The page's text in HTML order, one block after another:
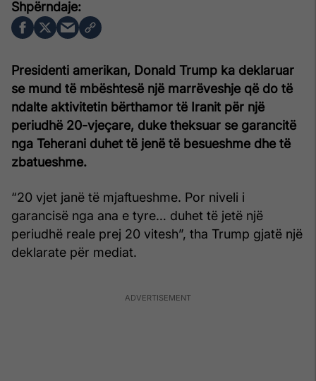
Presidenti amerikan, Donald Trump ka deklaruar
se mund të mbështesë një marrëveshje që do të
ndalte aktivitetin bërthamor të Iranit për një
periudhë 20-vjeçare, duke theksuar se garancitë
nga Teherani duhet të jenë të besueshme dhe të
zbatueshme.
“20 vjet janë të mjaftueshme. Por niveli i
garancisë nga ana e tyre… duhet të jetë një
periudhë reale prej 20 vitesh”, tha Trump gjatë një
deklarate për mediat.